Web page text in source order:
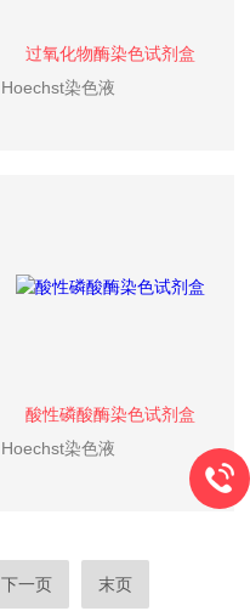
过氧化物酶染色试剂盒
Hoechst染色液
酸性磷酸酶染色试剂盒
Hoechst染色液
下一页 末页